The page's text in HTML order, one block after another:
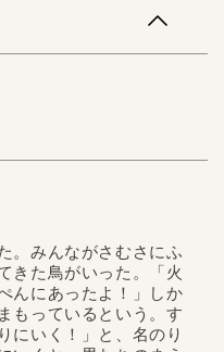
。みんながさむさにふ
きた鳥がいった。「火
んにあったよ！」しか
もっているという。す
にいく！」と、名のり